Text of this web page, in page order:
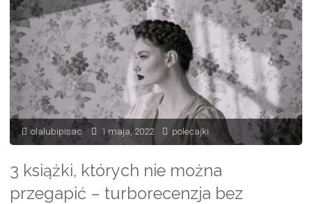
olalubipisac 1 maja, 2022 polecajki
3 książki, których nie można
przegapić – turborecenzja bez